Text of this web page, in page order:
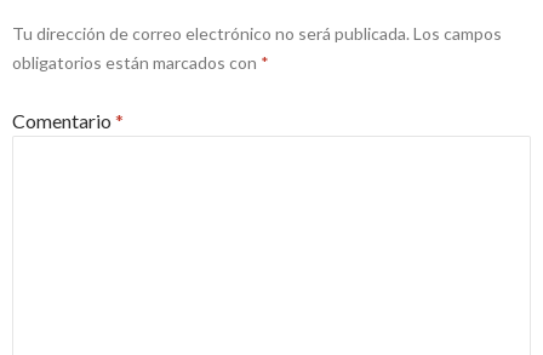
Tu dirección de correo electrónico no será publicada. Los campos
obligatorios están marcados con *
Comentario *